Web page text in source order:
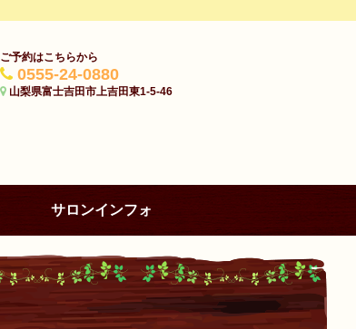
ご予約はこちらから
0555-24-0880
山梨県富士吉田市上吉田東1-5-46
サロンインフォ